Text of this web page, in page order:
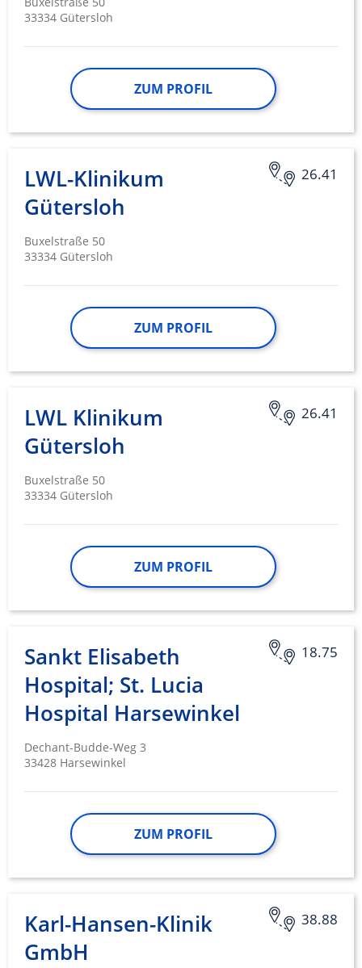
33334 Gütersloh
ZUM PROFIL
26.41
LWL-Klinikum
Gütersloh
Buxelstraße 50
33334 Gütersloh
ZUM PROFIL
26.41
LWL Klinikum
Gütersloh
Buxelstraße 50
33334 Gütersloh
ZUM PROFIL
18.75
Sankt Elisabeth
Hospital; St. Lucia
Hospital Harsewinkel
Dechant-Budde-Weg 3
33428 Harsewinkel
ZUM PROFIL
38.88
Karl-Hansen-Klinik
GmbH